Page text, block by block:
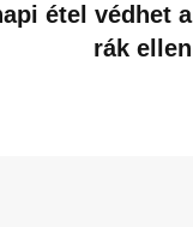
étel védhet a
rák ellen